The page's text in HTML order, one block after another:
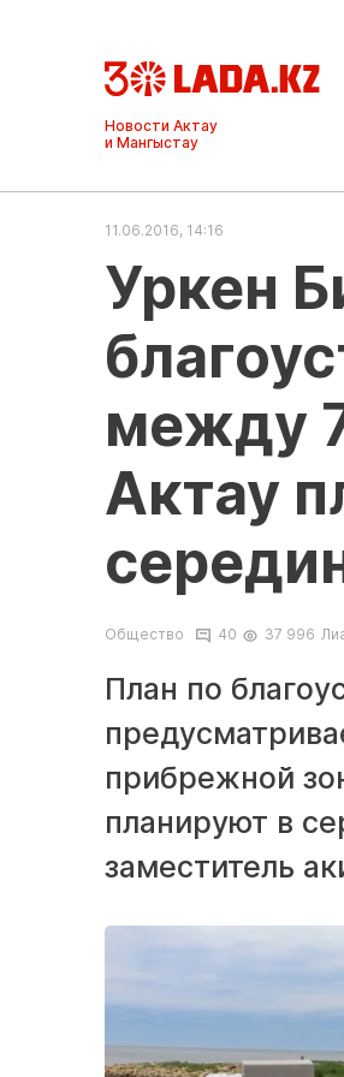
Ақтау және
Манғыстау
жаңалықтары
11.06.2016, 14:16
Уркен
между
Актау
Общество 40 37 996
План по
прибрежной
планируют в
заместитель